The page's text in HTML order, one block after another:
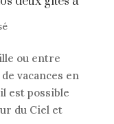
ou entre
vacances en
est possible
du Ciel et